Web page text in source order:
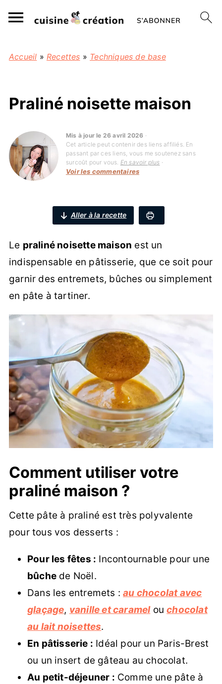
Accueil » Recettes » Techniques de base
Praliné noisette maison
Mis à jour le 26 avril 2026 ·
Cet article peut contenir des liens affiliés. En
passant par ces liens, vous me soutenez sans
surcoût pour vous. En savoir plus ·
Voir les commentaires
Aller à la recette
Le praliné noisette maison est un
indispensable en pâtisserie, que ce soit pour
garnir des entremets, bûches ou simplement
en pâte à tartiner.
Comment utiliser votre
praliné maison ?
Cette pâte à praliné est très polyvalente
pour tous vos desserts :
Pour les fêtes : Incontournable pour une
bûchede Noël.
Dans les entremets :au chocolat avec
glaçage, vanille et caramelouchocolat
au lait noisettes.
En pâtisserie : Idéal pour un Paris-Brest
ou un insert de gâteau au chocolat.
Au petit-déjeuner : Comme une pâte à